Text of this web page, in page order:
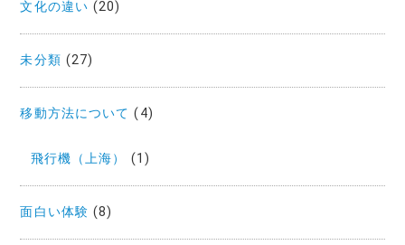
文化の違い (20)
未分類 (27)
移動方法について (4)
飛行機（上海） (1)
面白い体験 (8)